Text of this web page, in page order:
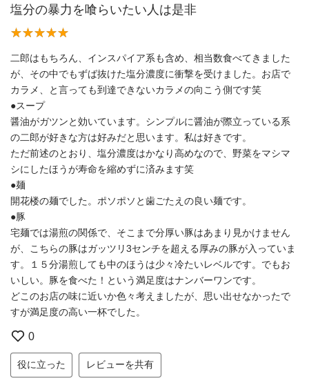
塩分の暴力を喰らいたい人は是非
二郎はもちろん、インスパイア系も含め、相当数食べてきました
が、その中でもずば抜けた塩分濃度に衝撃を受けました。お店で
カラメ、と言っても到達できないカラメの向こう側です笑
●スープ
醤油がガツンと効いています。シンプルに醤油が際立っている系
の二郎が好きな方は好みだと思います。私は好きです。
ただ前述のとおり、塩分濃度はかなり高めなので、野菜をマシマ
シにしたほうが寿命を縮めずに済みます笑
●麺
開花楼の麺でした。ポソポソと歯ごたえの良い麺です。
●豚
宅麺では湯煎の関係で、そこまで分厚い豚はあまり見かけません
が、こちらの豚はガッツリ3センチを超える厚みの豚が入っていま
す。１５分湯煎しても中のほうは少々冷たいレベルです。でもお
いしい。豚を食べた！という満足度はナンバーワンです。
どこのお店の味に近いか色々考えましたが、思い出せなかったで
すが満足度の高い一杯でした。
0
役に立った レビューを共有